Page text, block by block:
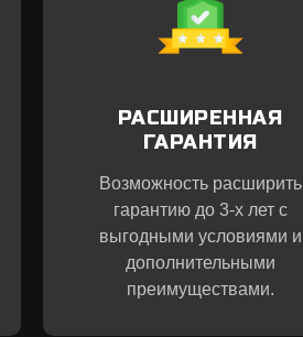
РАСШИРЕННАЯ
ГАРАНТИЯ
Возможность расширить
гарантию до 3-х лет с
выгодными условиями и
дополнительными
преимуществами.